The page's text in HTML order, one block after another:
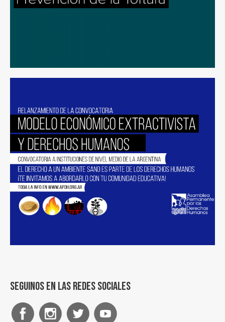
Seguinos en las redes sociales